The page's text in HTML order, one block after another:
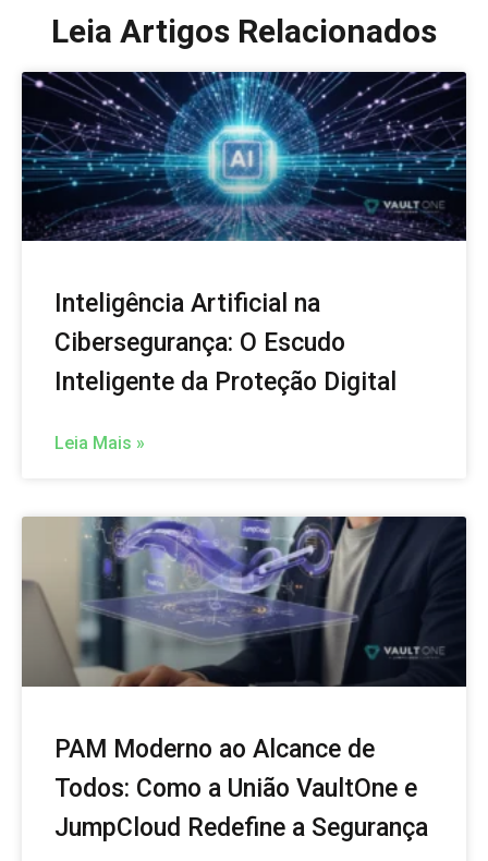
Leia Artigos Relacionados
Inteligência Artificial na
Cibersegurança: O Escudo
Inteligente da Proteção Digital
Leia Mais »
PAM Moderno ao Alcance de
Todos: Como a União VaultOne e
JumpCloud Redefine a Segurança